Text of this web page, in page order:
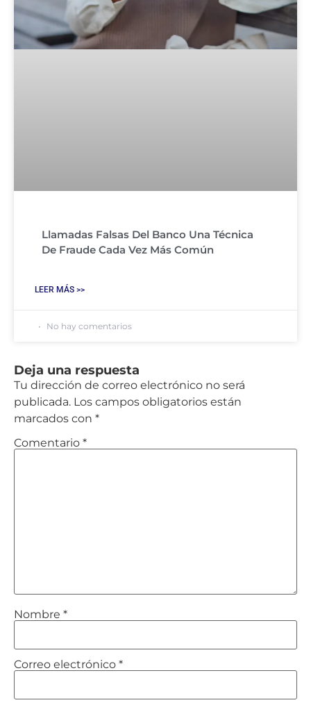
Llamadas Falsas Del Banco Una Técnica
De Fraude Cada Vez Más Común
LEER MÁS >>
No hay comentarios
Deja una respuesta
Tu dirección de correo electrónico no será
publicada. Los campos obligatorios están
marcados con *
Comentario *
Nombre *
Correo electrónico *